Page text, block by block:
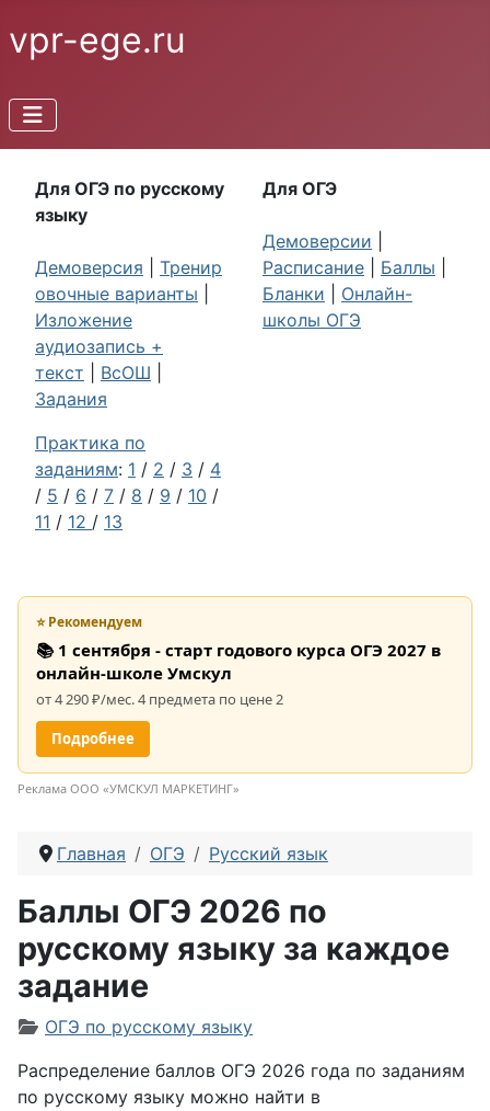
vpr-ege.ru
Для ОГЭ по русскому
языку
Демоверсия
Тренир
овочные варианты
Изложение
аудиозапись +
текст
ВсОШ
Задания
Практика по
заданиям: 1 / 2 / 3 / 4
/ 5 / 6 / 7 / 8 / 9 / 10 /
11 / 12 / 13
Для ОГЭ
Демоверсии
Расписание
Баллы
Бланки
Онлайн-
школы ОГЭ
⭐ Рекомендуем
📚 1 сентября - старт годового курса ОГЭ 2027 в
онлайн-школе Умскул
от 4 290 ₽/мес. 4 предмета по цене 2
Подробнее
Реклама ООО «УМСКУЛ МАРКЕТИНГ»
Главная ОГЭ Русский язык
Баллы ОГЭ 2026 по
русскому языку за каждое
задание
Информация о материале
ОГЭ по русскому языку
Распределение баллов ОГЭ 2026 года по заданиям
по русскому языку можно найти в